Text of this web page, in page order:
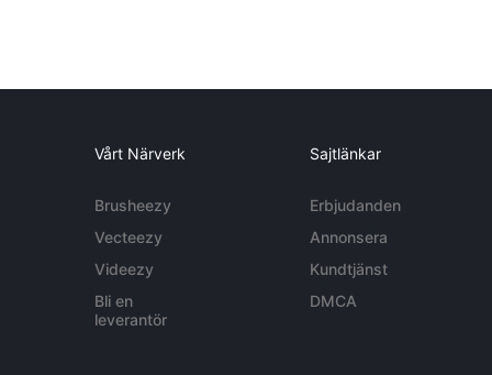
Vårt Närverk
Brusheezy
Vecteezy
Videezy
Bli en
leverantör
Sajtlänkar
Erbjudanden
Annonsera
Kundtjänst
DMCA